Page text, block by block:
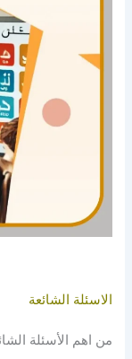
الاسئلة الشائعة
من اهم الأسئلة